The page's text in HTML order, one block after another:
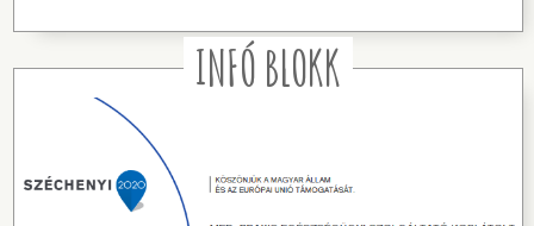
INFÓ BLOKK